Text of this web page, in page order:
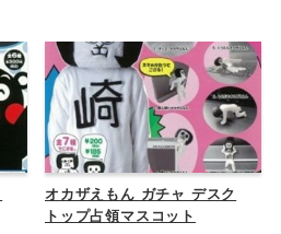
オカザえもん ガチャ デスク
トップ占領マスコット